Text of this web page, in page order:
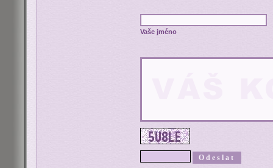
Vaše jméno